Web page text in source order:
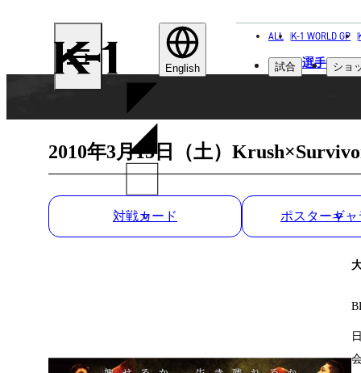
K-
1 English
ALL K-1 WORLD GP
試合 選手 ショ
2010年3月13日（土）
対戦カード ポスターギャ